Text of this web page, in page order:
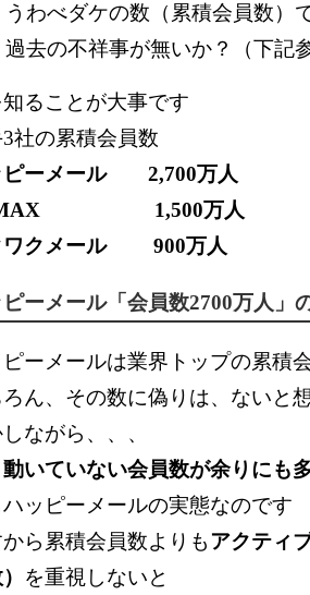
うわべダケの数（累積会員数）
過去の不祥事が無いか？（下記
ることが大事です
社の累積会員数
ピーメール 2,700万人
1,500万人
ワクメール 900万人
ーメール「会員数2700万人」
ーメールは業界トップの累積
ろん、その数に偽りは、ないと
ながら、、、
いていない会員数が余りにも
ッピーメールの実態なのです
ら累積会員数よりもアクティ
を重視しないと